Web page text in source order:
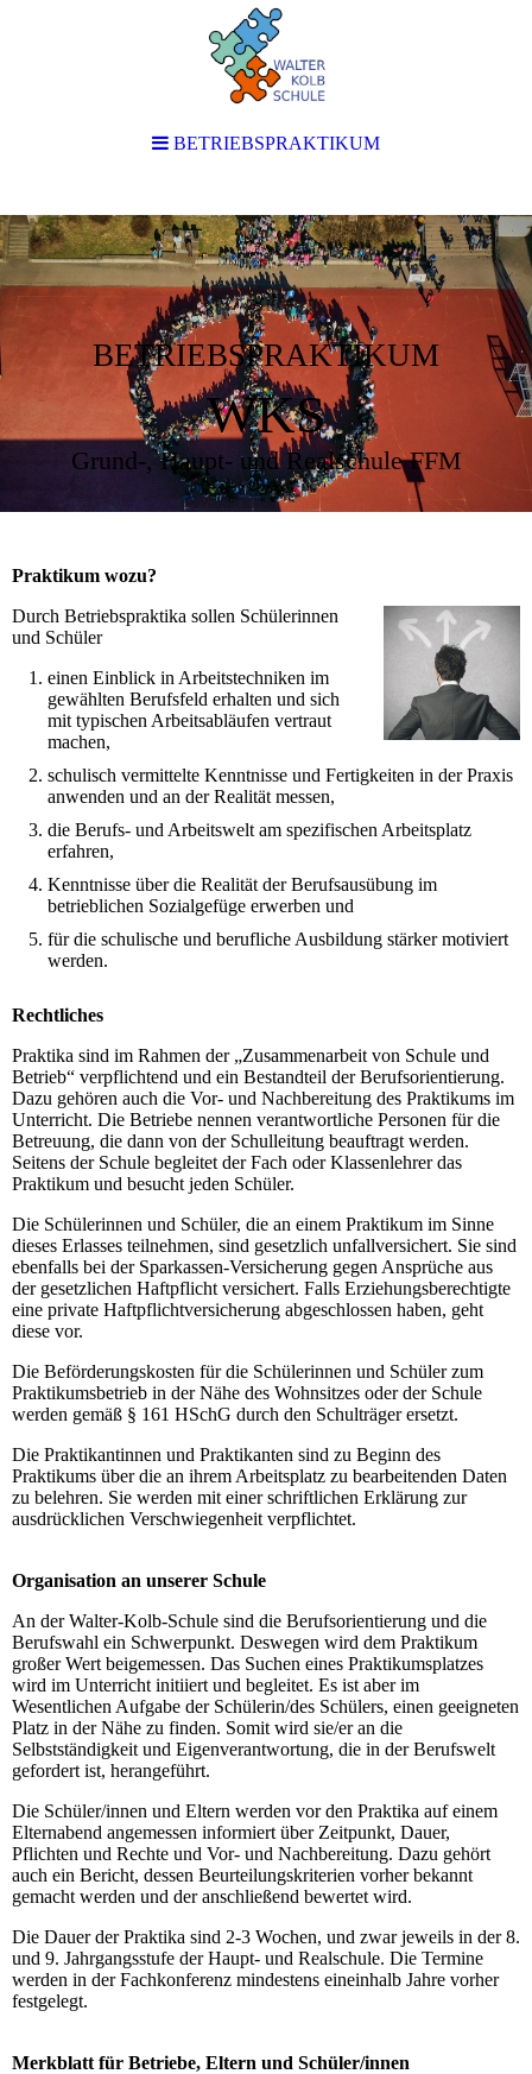
BETRIEBSPRAKTIKUM
WKS
Grund-, Haupt- und Realschule FFM
Praktikum wozu?
Durch Betriebspraktika sollen Schülerinnen
und Schüler
einen Einblick in Arbeitstechniken im
gewählten Berufsfeld erhalten und sich
mit typischen Arbeitsabläufen vertraut
machen,
schulisch vermittelte Kenntnisse und Fertigkeiten in der Praxis
anwenden und an der Realität messen,
die Berufs- und Arbeitswelt am spezifischen Arbeitsplatz
erfahren,
Kenntnisse über die Realität der Berufsausübung im
betrieblichen Sozialgefüge erwerben und
für die schulische und berufliche Ausbildung stärker motiviert
werden.
Rechtliches
Praktika sind im Rahmen der „Zusammenarbeit von Schule und
Betrieb“ verpflichtend und ein Bestandteil der Berufsorientierung.
Dazu gehören auch die Vor- und Nachbereitung des Praktikums im
Unterricht. Die Betriebe nennen verantwortliche Personen für die
Betreuung, die dann von der Schulleitung beauftragt werden.
Seitens der Schule begleitet der Fach oder Klassenlehrer das
Praktikum und besucht jeden Schüler.
Die Schülerinnen und Schüler, die an einem Praktikum im Sinne
dieses Erlasses teilnehmen, sind gesetzlich unfallversichert. Sie sind
ebenfalls bei der Sparkassen-Versicherung gegen Ansprüche aus
der gesetzlichen Haftpflicht versichert. Falls Erziehungsberechtigte
eine private Haftpflichtversicherung abgeschlossen haben, geht
diese vor.
Die Beförderungskosten für die Schülerinnen und Schüler zum
Praktikumsbetrieb in der Nähe des Wohnsitzes oder der Schule
werden gemäß § 161 HSchG durch den Schulträger ersetzt.
Die Praktikantinnen und Praktikanten sind zu Beginn des
Praktikums über die an ihrem Arbeitsplatz zu bearbeitenden Daten
zu belehren. Sie werden mit einer schriftlichen Erklärung zur
ausdrücklichen Verschwiegenheit verpflichtet.
Organisation an unserer Schule
An der Walter-Kolb-Schule sind die Berufsorientierung und die
Berufswahl ein Schwerpunkt. Deswegen wird dem Praktikum
großer Wert beigemessen. Das Suchen eines Praktikumsplatzes
wird im Unterricht initiiert und begleitet. Es ist aber im
Wesentlichen Aufgabe der Schülerin/des Schülers, einen geeigneten
Platz in der Nähe zu finden. Somit wird sie/er an die
Selbstständigkeit und Eigenverantwortung, die in der Berufswelt
gefordert ist, herangeführt.
Die Schüler/innen und Eltern werden vor den Praktika auf einem
Elternabend angemessen informiert über Zeitpunkt, Dauer,
Pflichten und Rechte und Vor- und Nachbereitung. Dazu gehört
auch ein Bericht, dessen Beurteilungskriterien vorher bekannt
gemacht werden und der anschließend bewertet wird.
Die Dauer der Praktika sind 2-3 Wochen, und zwar jeweils in der 8.
und 9. Jahrgangsstufe der Haupt- und Realschule. Die Termine
werden in der Fachkonferenz mindestens eineinhalb Jahre vorher
festgelegt.
Merkblatt für Betriebe, Eltern und Schüler/innen
BETRIEBSPRAKTIKUM